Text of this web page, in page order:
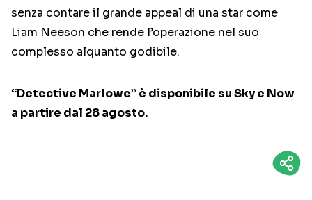
senza contare il grande appeal di una star come
Liam Neeson che rende l’operazione nel suo
complesso alquanto godibile.
“Detective Marlowe” è disponibile su Sky e Now
a partire dal 28 agosto.